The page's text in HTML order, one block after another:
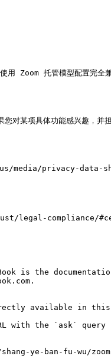
用 Zoom 托管模型配置完全兼
对某项具体功能感兴趣，并
privacy-data-
trust/legal-
is the
available in this
with the `ask`
ye-ban-fu-wu/